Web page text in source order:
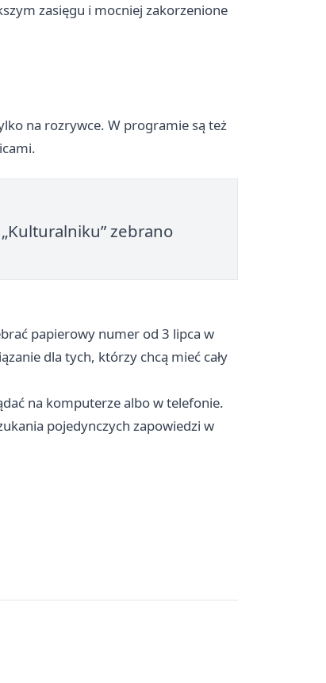
zasięgu i mocniej zakorzenione
na rozrywce. W programie są też
zebrano
papierowy numer od 3 lipca w
dla tych, którzy chcą mieć cały
na komputerze albo w telefonie.
pojedynczych zapowiedzi w